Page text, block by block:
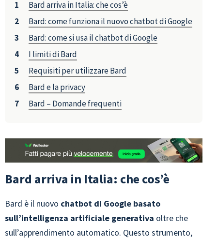
Bard arriva in Italia: che cos’è
Bard: come funziona il nuovo chatbot di Google
Bard: come si usa il chatbot di Google
I limiti di Bard
Requisiti per utilizzare Bard
Bard e la privacy
Bard – Domande frequenti
Bard arriva in Italia: che cos’è
Bard è il nuovo chatbot di Google basato
sull’intelligenza artificiale generativa oltre che
sull’apprendimento automatico. Questo strumento,